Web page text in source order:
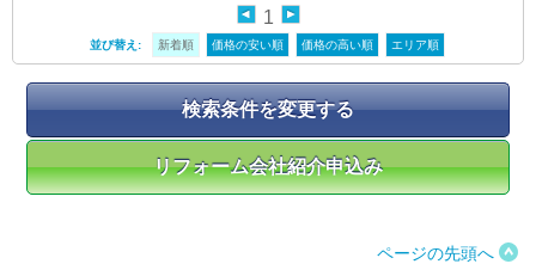
1
並び替え: 新着順 価格の安い順 価格の高い順 エリア順
ページの先頭へ